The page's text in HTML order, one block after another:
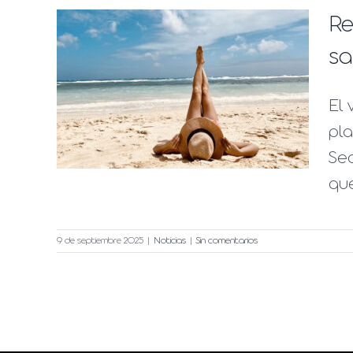
El
9 de septiembre 2025 Noticias Sin comentarios